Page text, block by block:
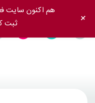
هم اکنون سایت
ثبت
+